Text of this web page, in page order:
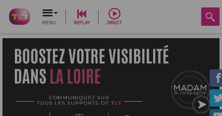
MENU REPLAY DIRECT